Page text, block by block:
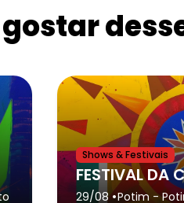
Shows & Festivais
29/08 •Potim -